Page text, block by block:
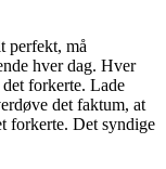
perfekt, må
hver dag. Hver
forkerte. Lade
det faktum, at
forkerte. Det syndige